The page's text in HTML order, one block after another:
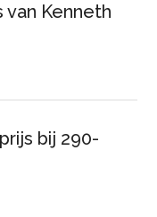
van Kenneth
bij 290-